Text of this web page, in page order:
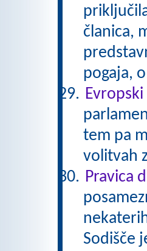
članica,
pogaja,
tem pa
volitvah
Pravica
Sodišče